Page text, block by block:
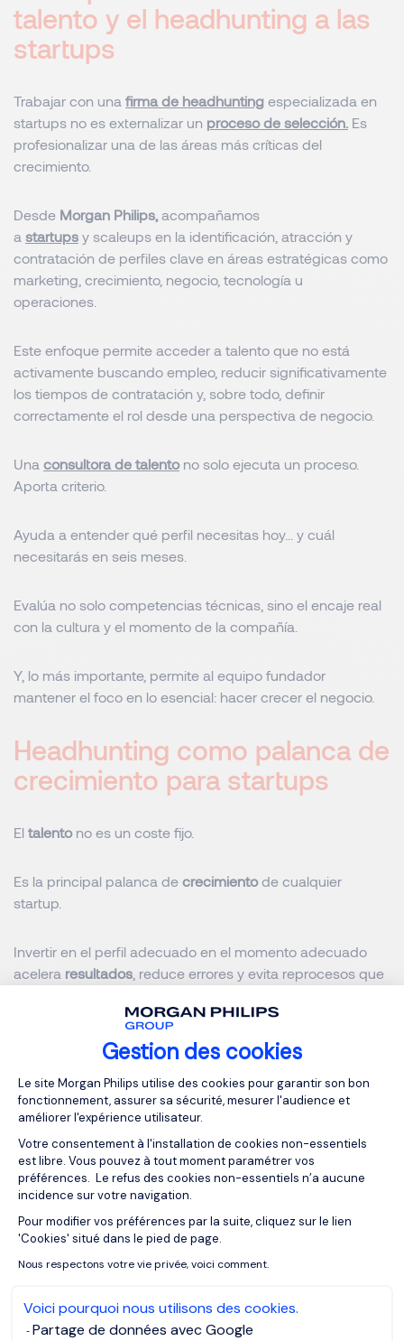
Gestion des cookies
Plateforme de Gestion du
Le site Morgan Philips utilise des cookies pour garantir son bon
fonctionnement, assurer sa sécurité, mesurer l'audience et
améliorer l'expérience utilisateur.
Votre consentement à l'installation de cookies non-essentiels
est libre. Vous pouvez à tout moment paramétrer vos
préférences. Le refus des cookies non-essentiels n’a aucune
incidence sur votre navigation.
Pour modifier vos préférences par la suite, cliquez sur le lien
'Cookies' situé dans le pied de page.
Nous respectons votre vie privée, voici comment.
Voici pourquoi nous utilisons des cookies.
Partage de données avec Google
Axeptio consent
talento y el headhunting a las
startups
Trabajar con una firma de headhunting especializada en
startups no es externalizar un proceso de selección. Es
profesionalizar una de las áreas más críticas del
crecimiento.
Desde Morgan Philips, acompañamos
a startups y scaleups en la identificación, atracción y
contratación de perfiles clave en áreas estratégicas como
marketing, crecimiento, negocio, tecnología u
operaciones.
Este enfoque permite acceder a talento que no está
activamente buscando empleo, reducir significativamente
los tiempos de contratación y, sobre todo, definir
correctamente el rol desde una perspectiva de negocio.
Una consultora de talento no solo ejecuta un proceso.
Aporta criterio.
Ayuda a entender qué perfil necesitas hoy… y cuál
necesitarás en seis meses.
Evalúa no solo competencias técnicas, sino el encaje real
con la cultura y el momento de la compañía.
Y, lo más importante, permite al equipo fundador
mantener el foco en lo esencial: hacer crecer el negocio.
Headhunting como palanca de
crecimiento para startups
El talento no es un coste fijo.
Es la principal palanca de crecimientode cualquier
startup.
Invertir en el perfil adecuado en el momento adecuado
acelera resultados , reduce errores y evita reprocesos que
Por el contrario, intentar ahorrar en talento suele derivar en
malas contrataciones, procesos duplicados y pérdida de
competitividad.
En un entorno donde la velocidad lo es todo, contratar
bien no es una ventaja.
La Conclusión es simple, no
mejor